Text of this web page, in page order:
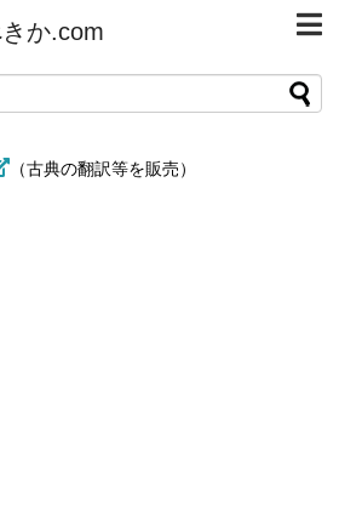
か.com
（古典の翻訳等を販売）